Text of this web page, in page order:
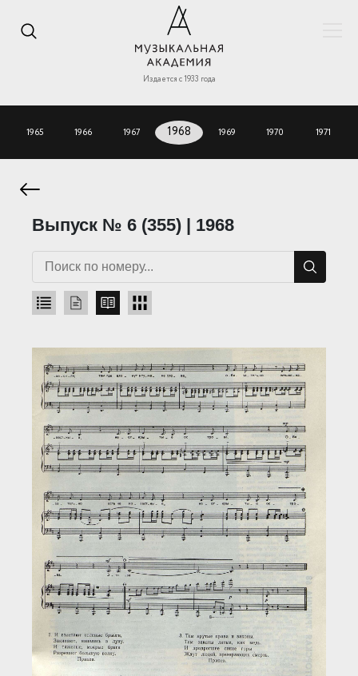
Издается с 1933 года
1965 1966 1967 1968 1969 1970 1971
Выпуск № 6 (355) | 1968
Загрузка...